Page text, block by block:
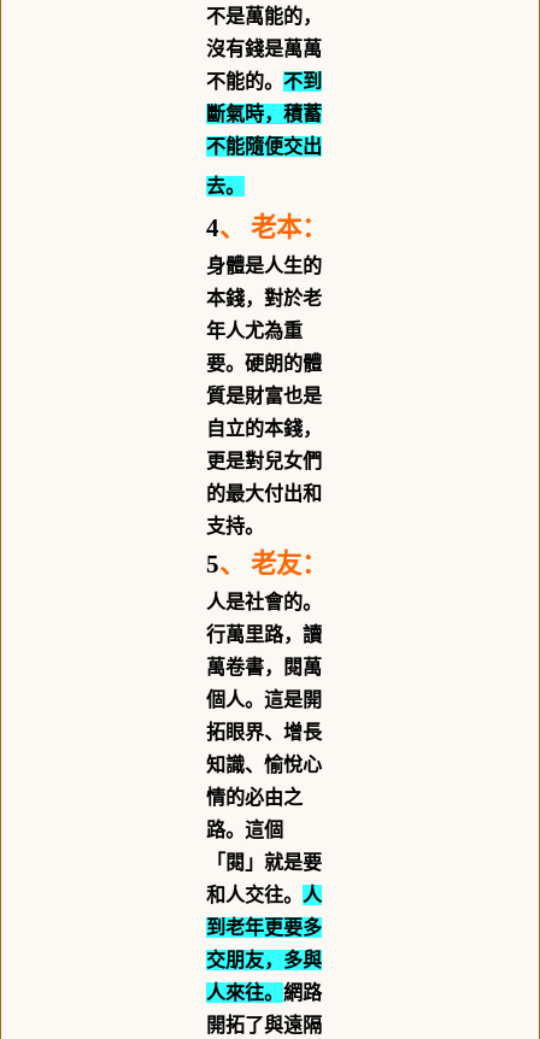
不是萬能的，
沒有錢是萬萬
不能的。 不到
斷氣時，積蓄
不能隨便交出
去。
4、 老本：
身體是人生的
本錢，對於老
年人尤為重
要。硬朗的體
質是財富也是
自立的本錢，
更是對兒女們
的最大付出和
支持。
5、 老友：
人是社會的。
行萬里路，讀
萬卷書，閱萬
個人。這是開
拓眼界、增長
知識、愉悅心
情的必由之
路。這個
「閱」就是要
和人交往。 人
到老年更要多
交朋友，多與
人來往。 網路
開拓了與遠隔